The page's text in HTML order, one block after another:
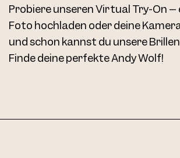
Probiere unseren Virtual Try-On –
Foto hochladen oder deine
und schon kannst du unsere
Finde deine perfekte Andy Wolf!